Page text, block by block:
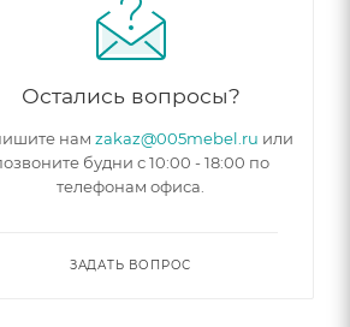
Остались вопросы?
нам zakaz@005mebel.ru или
будни с 10:00 - 18:00 по
телефонам офиса.
ЗАДАТЬ ВОПРОС